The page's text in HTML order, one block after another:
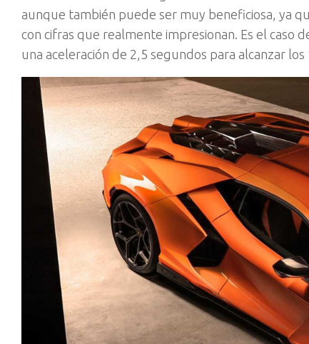
aunque también puede ser muy beneficiosa, ya
con cifras que realmente impresionan. Es el caso
una aceleración de 2,5 segundos para alcanzar